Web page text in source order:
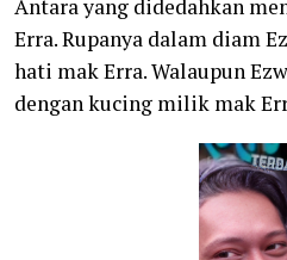
Antara yang didedahkan
Erra. Rupanya dalam diam
hati mak Erra. Walaupun
dengan kucing milik mak